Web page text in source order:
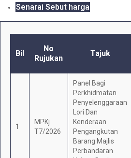
Senarai Sebut harga
Bil
No
Rujukan
Tajuk
1
MPKj
T7/2026
Panel Bagi
Perkhidmatan
Penyelenggaraan
Lori Dan
Kenderaan
Pengangkutan
Barang Majlis
Perbandaran